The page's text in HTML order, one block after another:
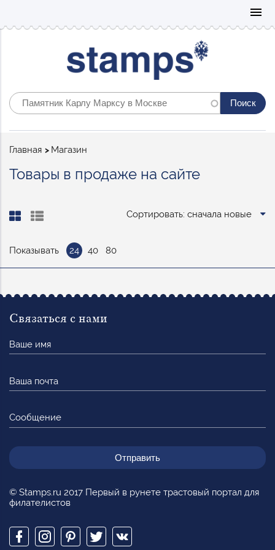
menu
Строка
Главная Магазин
Товары в продаже на сайте
Сортировать: сначала новые
Показывать 24 40 80
© Stamps.ru 2017 Первый в рунете трастовый портал для
филателистов
Связаться с нами
имя
почта
Сообщение